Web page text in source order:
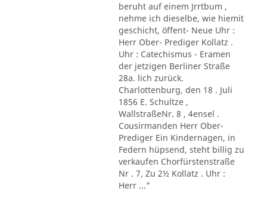
beruht auf einem Jrrtbum ,
nehme ich dieselbe, wie hiemit
geschicht, öffent- Neue Uhr :
Herr Ober- Prediger Kollatz .
Uhr : Catechismus - Eramen
der jetzigen Berliner Straße
28a. lich zurück.
Charlottenburg, den 18 . Juli
1856 E. Schultze ,
WallstraßeNr. 8 , 4ensel .
Cousirmanden Herr Ober-
Prediger Ein Kindernagen, in
Federn hüpsend, steht billig zu
verkaufen Chorfürstenstraße
Nr . 7, Zu 2½ Kollatz . Uhr :
Herr ..."